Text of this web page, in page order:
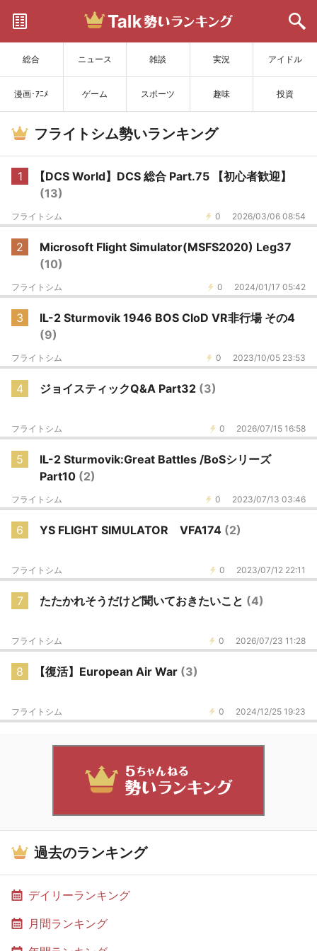
総合 ニュース 雑談 実況 アイドル
漫画･ｱﾆﾒ ゲーム スポーツ 趣味 投資
サイトを更新
フライトシム勢いランキング
1
【DCS World】DCS 総合 Part.75 【初心者歓迎】
(13)
0 2026/03/06 08:54
フライトシム
2
Microsoft Flight Simulator(MSFS2020) Leg37
(10)
0 2024/01/17 05:42
フライトシム
3
IL-2 Sturmovik 1946 BOS CloD VR非行場 その4
(9)
0 2023/10/05 23:53
フライトシム
4 ジョイスティックQ&A Part32 (3)
0 2026/07/15 16:58
フライトシム
5
IL-2 Sturmovik:Great Battles /BoSシリーズ
Part10 (2)
0 2023/07/13 03:46
フライトシム
6 YS FLIGHT SIMULATOR VFA174 (2)
0 2023/07/12 22:11
フライトシム
7 たたかれそうだけど聞いておきたいこと (4)
0 2026/07/23 11:28
フライトシム
8 【復活】European Air War (3)
0 2024/12/25 19:23
フライトシム
過去のランキング
デイリーランキング
月間ランキング